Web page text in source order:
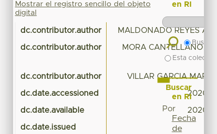
Mostrar el registro sencillo del objeto
digital
dc.contributor.author MALDONADO REYES
dc.contributor.author
MORA CANTELLANO
dc.contributor.author VILLAR GARCIA MARIA
dc.date.accessioned 2020-
dc.date.available 2020-
dc.date.issued
en RI
Buscar
Esta
Buscar
en RI
Por
Fecha
de